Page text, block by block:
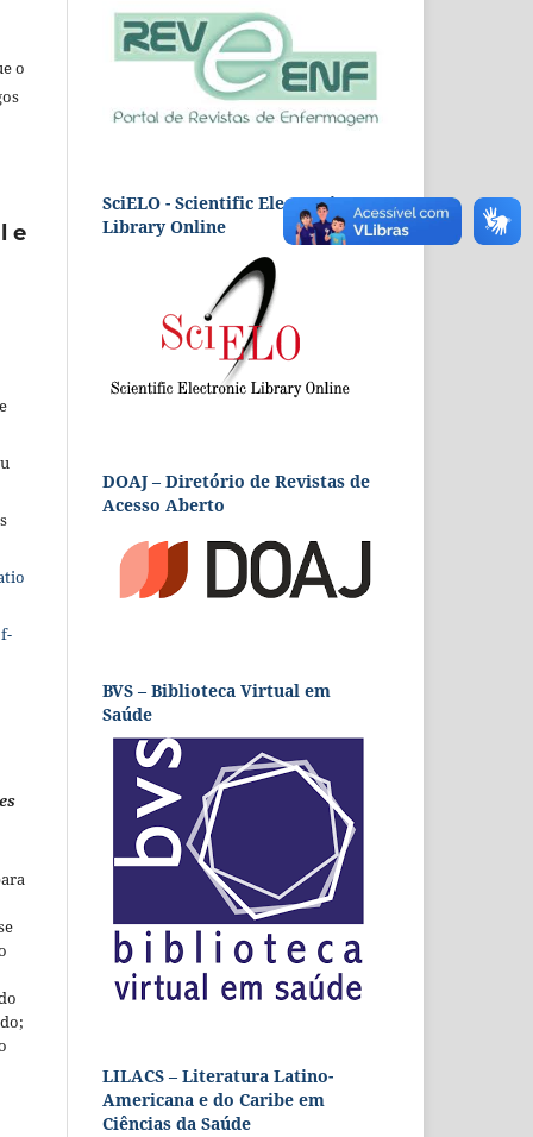
o
e
SciELO - Scientific Electronic
Library Online
DOAJ – Diretório de Revistas de
Acesso Aberto
BVS – Biblioteca Virtual em
Saúde
LILACS – Literatura Latino-
Americana e do Caribe em
Ciências da Saúde